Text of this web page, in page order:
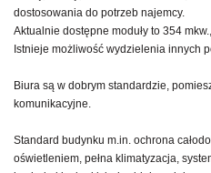
dostosowania do potrzeb najemcy.
Aktualnie dostępne moduły to 354
Istnieje możliwość wydzielenia innych
Biura są w dobrym standardzie,
komunikacyjne.
Standard budynku m.in. ochrona
oświetleniem, pełna klimatyzacja,